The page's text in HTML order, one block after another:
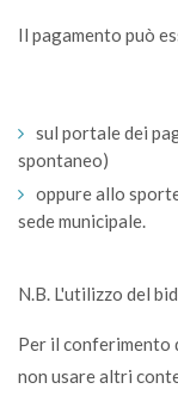
Il pagamento può
sul portale dei
spontaneo)
oppure allo
sede municipale.
N.B. L'utilizzo del
Per il conferimento
non usare altri